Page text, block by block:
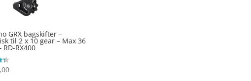
GRX bagskifter –
til 2 x 10 gear – Max 36
RX400